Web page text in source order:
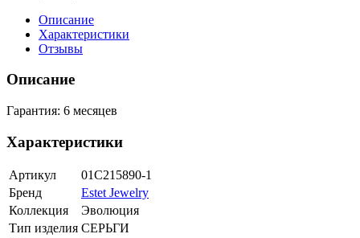
Описание
Характеристики
Отзывы
Описание
Гарантия: 6 месяцев
Характеристики
Артикул
01С215890-1
Бренд
Estet Jewelry
Коллекция
Эволюция
Тип изделия СЕРЬГИ